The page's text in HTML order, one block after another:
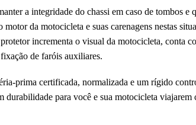
a integridade do chassi em caso de tombos e
motor da motocicleta e suas carenagens nestas
incrementa o visual da motocicleta, conta
de faróis auxiliares.
prima certificada, normalizada e um rígido
durabilidade para você e sua motocicleta